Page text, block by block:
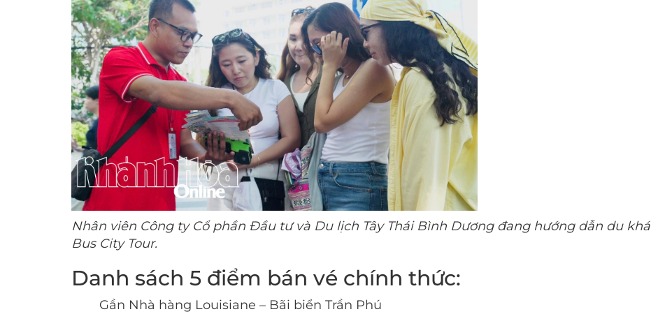
Nhân viên Công ty Cổ phần Đầu tư và Du lịch Tây Thái Bình Dương đang hướng dẫn du
Bus City Tour.
Danh sách 5 điểm bán vé chính thức:
Gần Nhà hàng Louisiane – Bãi biển Trần Phú